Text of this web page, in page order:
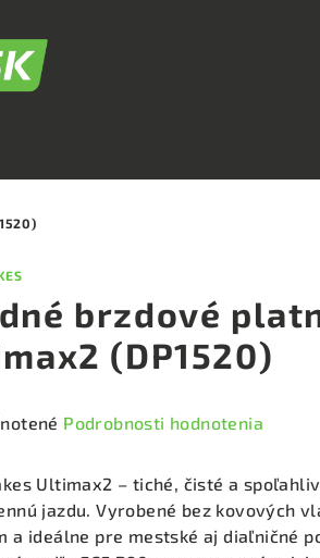
brzdové
(DP1520)
Podrobnosti hodnotenia
Ultimax2 – tiché, čisté a
jazdu. Vyrobené bez kovových
a ideálne pre mestské aj diaľničné